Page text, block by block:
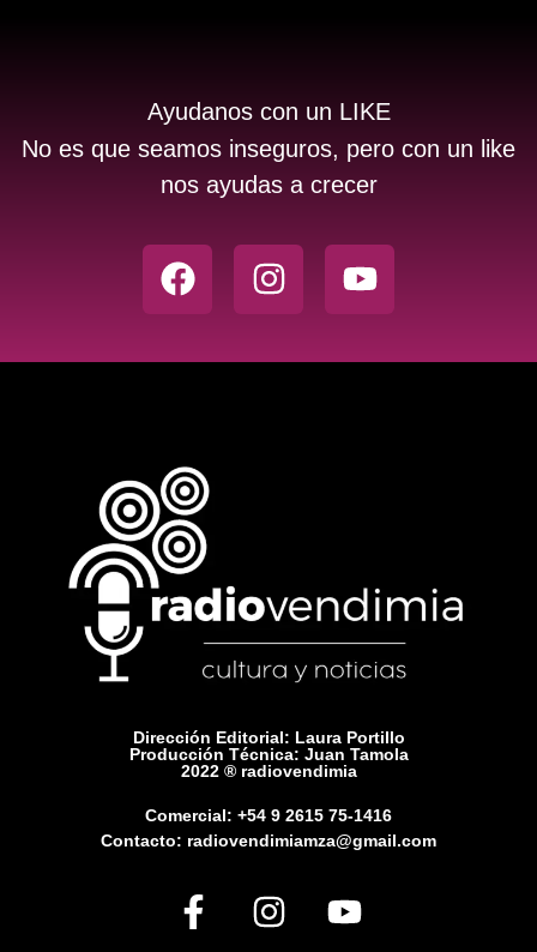
Ayudanos con un LIKE
No es que seamos inseguros, pero con un like
nos ayudas a crecer
Dirección Editorial: Laura Portillo
Producción Técnica: Juan Tamola
2022 ® radiovendimia
Comercial: +54 9 2615 75-1416
Contacto: radiovendimiamza@gmail.com